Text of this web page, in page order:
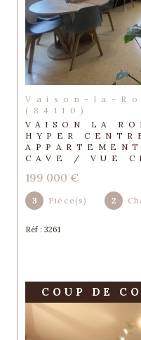
Vaison-la-Romaine
(84110)
VAISON LA
HYPER
CAVE / VUE
199 000 €
3 Pièce(s) 2
Réf : 3261
COUP DE